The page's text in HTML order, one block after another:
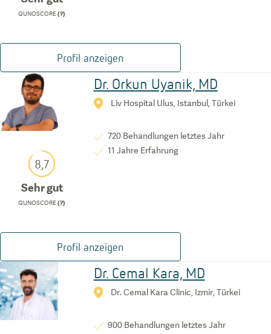
QUNOSCORE(?)
Profil anzeigen
8,7
Sehr gut
QUNOSCORE(?)
Dr. Orkun Uyanik, MD
Liv Hospital Ulus, Istanbul, Türkei
720 Behandlungen letztes Jahr
11 Jahre Erfahrung
Profil anzeigen
Dr. Cemal Kara, MD
Dr. Cemal Kara Clinic, Izmir, Türkei
900 Behandlungen letztes Jahr